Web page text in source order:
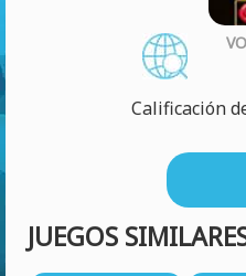
Calificación
JUEGOS